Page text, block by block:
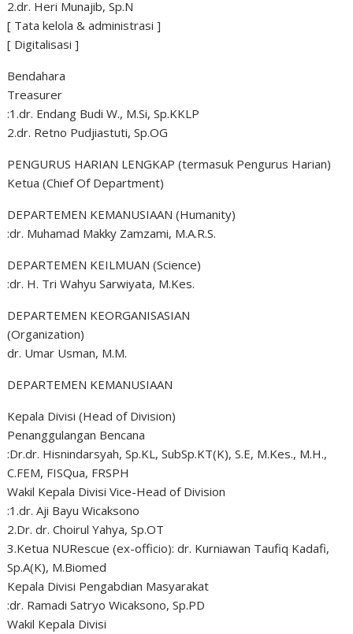
2.dr. Heri Munajib, Sp.N
[ Tata kelola & administrasi ]
[ Digitalisasi ]
Bendahara
Treasurer
:1.dr. Endang Budi W., M.Si, Sp.KKLP
2.dr. Retno Pudjiastuti, Sp.OG
PENGURUS HARIAN LENGKAP (termasuk Pengurus Harian)
Ketua (Chief Of Department)
DEPARTEMEN KEMANUSIAAN (Humanity)
:dr. Muhamad Makky Zamzami, M.A.R.S.
DEPARTEMEN KEILMUAN (Science)
:dr. H. Tri Wahyu Sarwiyata, M.Kes.
DEPARTEMEN KEORGANISASIAN
(Organization)
dr. Umar Usman, M.M.
DEPARTEMEN KEMANUSIAAN
Kepala Divisi (Head of Division)
Penanggulangan Bencana
:Dr.dr. Hisnindarsyah, Sp.KL, SubSp.KT(K), S.E, M.Kes., M.H.,
C.FEM, FISQua, FRSPH
Wakil Kepala Divisi Vice-Head of Division
:1.dr. Aji Bayu Wicaksono
2.Dr. dr. Choirul Yahya, Sp.OT
3.Ketua NURescue (ex-officio): dr. Kurniawan Taufiq Kadafi,
Sp.A(K), M.Biomed
Kepala Divisi Pengabdian Masyarakat
:dr. Ramadi Satryo Wicaksono, Sp.PD
Wakil Kepala Divisi